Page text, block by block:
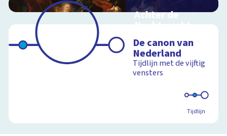
Achter de
Nachtwacht
schoolplaat over de
geheimen van dit
grote schilderij van
Rembrandt
Schoolplaat
De canon van
Nederland
Tijdlijn met de vijftig
vensters
Tijdlijn